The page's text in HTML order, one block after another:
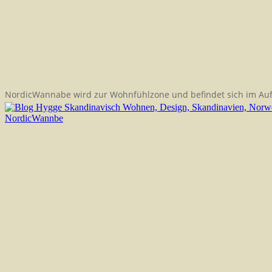
NordicWannabe wird zur Wohnfühlzone und befindet sich im